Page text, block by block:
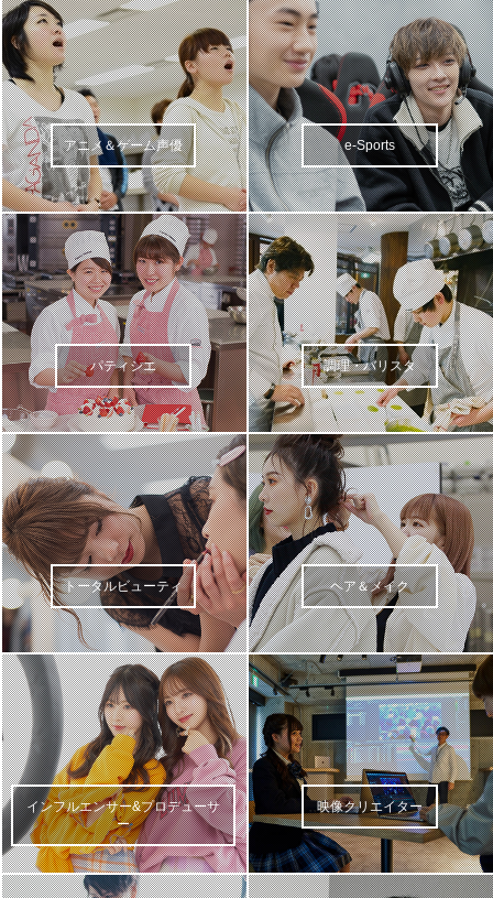
アニメ＆ゲーム声優 e-Sports
パティシエ 調理・バリスタ
トータルビューティ ヘア＆メイク
インフルエンサー&プロデューサ
ー
映像クリエイター